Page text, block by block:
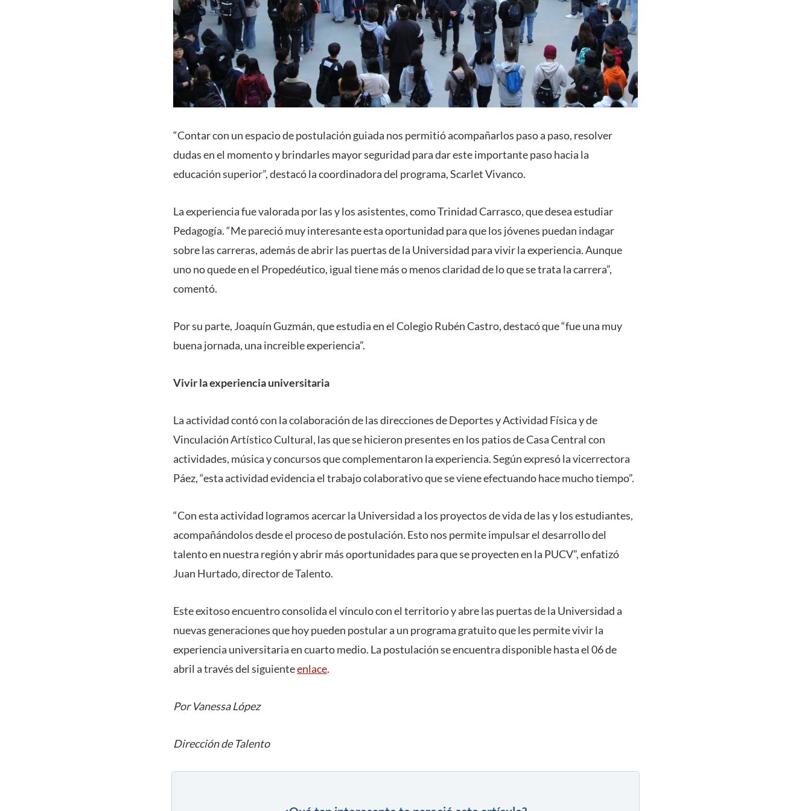
“Contar con un espacio depostulación guiada nos permitió acompañarlos paso a paso, resolver
dudas en el momento y brindarles mayor seguridad para dar este importante paso hacia la
educación superior”, destacó la coordinadora del programa, Scarlet Vivanco.
La experiencia fue valorada por las y los asistentes, como Trinidad Carrasco, que desea estudiar
Pedagogía. “Me pareció muyinteresanteesta oportunidad para que los jóvenes puedan indagar
sobre las carreras, además de abrir las puertas de la Universidad para vivir la experiencia. Aunque
uno no quede en el Propedéutico, igual tiene más o menos claridad de lo que se trata la carrera”,
comentó.
Por su parte, Joaquín Guzmán, que estudia en el Colegio Rubén Castro, destacó que “fue una muy
buena jornada, una increible experiencia”.
Vivir la experiencia universitaria
La actividad contó con la colaboración de las direcciones de Deportes y Actividad Física y de
Vinculación Artístico Cultural, las que se hicieron presentes en los patios de Casa Central con
actividades, música y concursos que complementaron la experiencia. Según expresó la vicerrectora
Páez, “esta actividad evidencia el trabajo colaborativo que se viene efectuando hace mucho tiempo”.
“Con esta actividad logramos acercar la Universidad a los proyectos de vida de las y los estudiantes,
acompañándolos desde el proceso de postulación. Esto nos permite impulsar el desarrollo del
talento en nuestra región y abrir más oportunidades para que se proyecten en la PUCV”, enfatizó
Juan Hurtado, director de Talento.
Este exitoso encuentro consolida el vínculo con el territorio y abre las puertas de la Universidad a
nuevas generaciones que hoy pueden postular a un programa gratuito que les permite vivir la
experiencia universitaria en cuarto medio. La postulación se encuentra disponible hasta el 06 de
abril a través del siguienteenlace.
Por Vanessa López
Dirección de Talento